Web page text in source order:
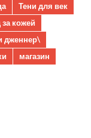
Тени для век
кожей
дженнер\
магазин